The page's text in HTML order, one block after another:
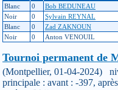
Blanc
0 Bob BEDUNEAU
Noir
0 Sylvain REYNAL
Blanc
0 Zad ZAKNOUN
Noir
0 Anton VENOUIL
Tournoi permanent de
(Montpellier, 01-04-2024)
principale : avant : -397,